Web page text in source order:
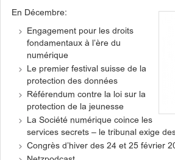
En Décembre:
Engagement pour les droits
fondamentaux à l’ère du
numérique
Le premier festival suisse de la
protection des données
Référendum contre la loi sur la
protection de la jeunesse
La Société numérique coince les
services secrets – le tribunal exige
Congrès d’hiver des 24 et 25 février